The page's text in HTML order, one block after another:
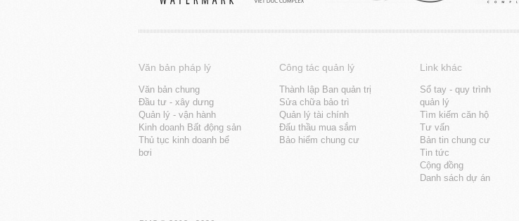
Văn bản pháp lý
Văn bản chung
Đầu tư - xây dưng
Quản lý - vận hành
Kinh doanh Bất động sản
Thủ tục kinh doanh bể
bơi
Công tác quản lý
Thành lập Ban quản trị
Sửa chữa bảo trì
Quản lý tài chính
Đấu thầu mua sắm
Bảo hiểm chung cư
Link khác
Sổ tay - quy trình
quản lý
Tìm kiếm căn hộ
Tư vấn
Bản tin chung cư
Tin tức
Cộng đồng
Danh sách dự án